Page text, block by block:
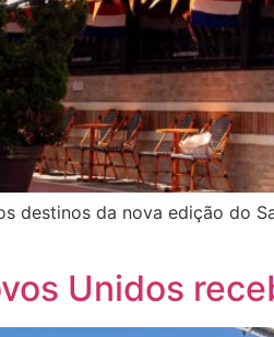
destinos da nova edição do
Unidos